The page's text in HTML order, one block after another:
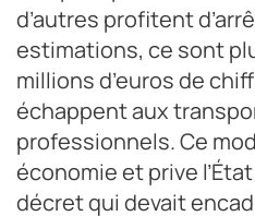
d’autres profitent
estimations, ce sont
millions d’euros de
échappent aux
professionnels. Ce
économie et prive
décret qui devait